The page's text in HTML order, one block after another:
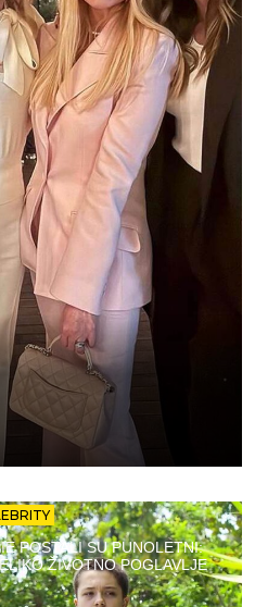
POSTALI SU PUNOLETNI:
ŽIVOTNO POGLAVLJE